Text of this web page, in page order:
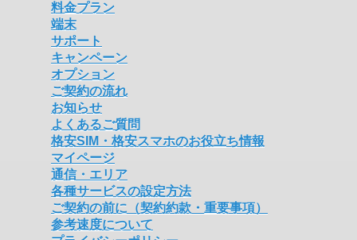
料金プラン
端末
サポート
キャンペーン
オプション
ご契約の流れ
お知らせ
よくあるご質問
格安SIM・格安スマホのお役立ち情報
マイページ
通信・エリア
各種サービスの設定方法
ご契約の前に（契約約款・重要事項）
参考速度について